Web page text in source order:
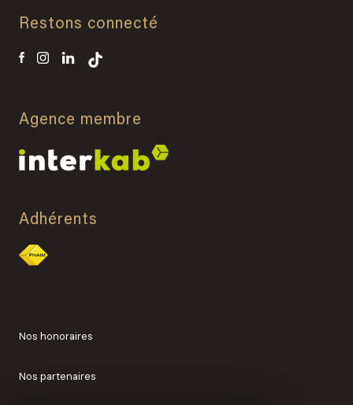
Restons connecté
Agence membre
Adhérents
Nos honoraires
Nos partenaires